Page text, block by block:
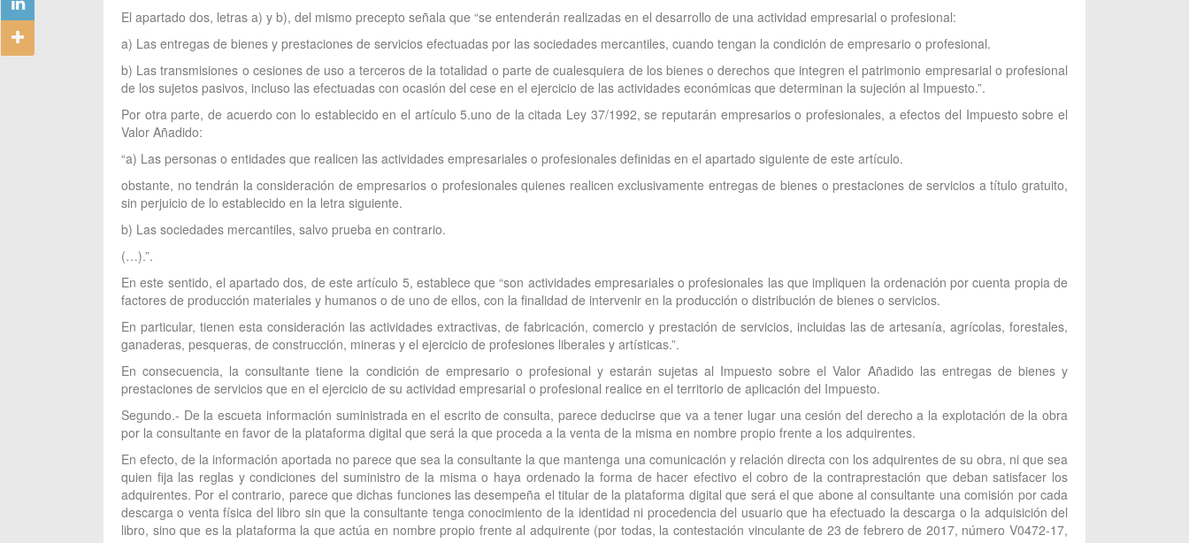
El apartado dos, letras a) y b), del mismo precepto señala que “se entenderán realizadas en el desarrollo de una actividad empresarial o profesional:
a) Las entregas de bienes y prestaciones de servicios efectuadas por las sociedades mercantiles, cuando tengan la condición de empresario o profesional.
b) Las transmisiones o cesiones de uso a terceros de la totalidad o parte de cualesquiera de los bienes o derechos que integren el patrimonio empresarial o profesional
de los sujetos pasivos, incluso las efectuadas con ocasión del cese en el ejercicio de las actividades económicas que determinan la sujeción al Impuesto.”.
Por otra parte, de acuerdo con lo establecido en el artículo 5.uno de la citada Ley 37/1992, se reputarán empresarios o profesionales, a efectos del Impuesto sobre el
Valor Añadido:
“a) Las personas o entidades que realicen las actividades empresariales o profesionales definidas en el apartado siguiente de este artículo.
obstante, no tendrán la consideración de empresarios o profesionales quienes realicen exclusivamente entregas de bienes o prestaciones de servicios a título gratuito,
sin perjuicio de lo establecido en la letra siguiente.
b) Las sociedades mercantiles, salvo prueba en contrario.
(…).”.
En este sentido, el apartado dos, de este artículo 5, establece que “son actividades empresariales o profesionales las que impliquen la ordenación por cuenta propia de
factores de producción materiales y humanos o de uno de ellos, con la finalidad de intervenir en la producción o distribución de bienes o servicios.
En particular, tienen esta consideración las actividades extractivas, de fabricación, comercio y prestación de servicios, incluidas las de artesanía, agrícolas, forestales,
ganaderas, pesqueras, de construcción, mineras y el ejercicio de profesiones liberales y artísticas.”.
En consecuencia, la consultante tiene la condición de empresario o profesional y estarán sujetas al Impuesto sobre el Valor Añadido las entregas de bienes y
prestaciones de servicios que en el ejercicio de su actividad empresarial o profesional realice en el territorio de aplicación del Impuesto.
Segundo.- De la escueta información suministrada en el escrito de consulta, parece deducirse que va a tener lugar una cesión del derecho a la explotación de la obra
por la consultante en favor de la plataforma digital que será la que proceda a la venta de la misma en nombre propio frente a los adquirentes.
En efecto, de la información aportada no parece que sea la consultante la que mantenga una comunicación y relación directa con los adquirentes de su obra, ni que sea
quien fija las reglas y condiciones del suministro de la misma o haya ordenado la forma de hacer efectivo el cobro de la contraprestación que deban satisfacer los
adquirentes. Por el contrario, parece que dichas funciones las desempeña el titular de la plataforma digital que será el que abone al consultante una comisión por cada
descarga o venta física del libro sin que la consultante tenga conocimiento de la identidad ni procedencia del usuario que ha efectuado la descarga o la adquisición del
libro, sino que es la plataforma la que actúa en nombre propio frente al adquirente (por todas, la contestación vinculante de 23 de febrero de 2017, número V0472-17,